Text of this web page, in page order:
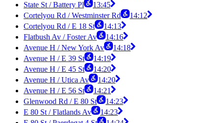
State St / Battery Pl
13:45
Cortelyou Rd / Westminster Rd
14:12
Cortelyou Rd / E 18 St
14:13
Flatbush Av / Foster Av
14:16
Avenue H / New York Av
14:18
Avenue H / E 39 St
14:19
Avenue H / E 45 St
14:20
Avenue H / Utica Av
14:20
Avenue H / E 56 St
14:21
Glenwood Rd / E 80 St
14:23
E 80 St / Flatlands Av
14:23